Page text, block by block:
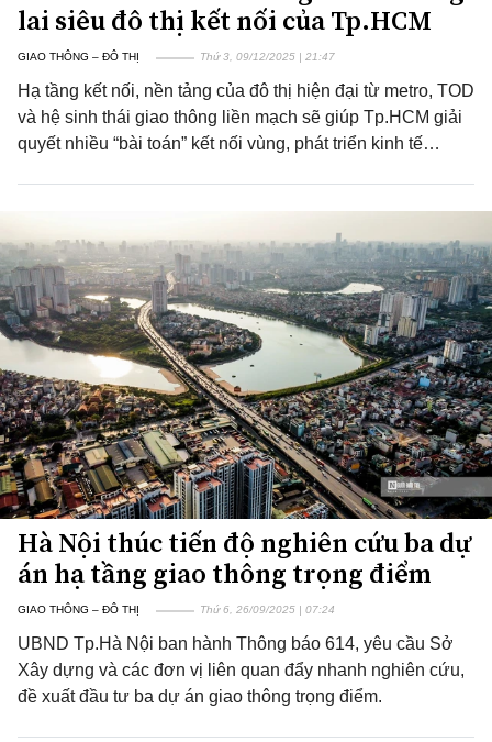
lai siêu đô thị kết nối của Tp.HCM
GIAO THÔNG – ĐÔ THỊ Thứ 3, 09/12/2025 | 21:47
Hạ tầng kết nối, nền tảng của đô thị hiện đại từ metro, TOD
và hệ sinh thái giao thông liền mạch sẽ giúp Tp.HCM giải
quyết nhiều “bài toán” kết nối vùng, phát triển kinh tế…
Hà Nội thúc tiến độ nghiên cứu ba dự
án hạ tầng giao thông trọng điểm
GIAO THÔNG – ĐÔ THỊ Thứ 6, 26/09/2025 | 07:24
UBND Tp.Hà Nội ban hành Thông báo 614, yêu cầu Sở
Xây dựng và các đơn vị liên quan đẩy nhanh nghiên cứu,
đề xuất đầu tư ba dự án giao thông trọng điểm.